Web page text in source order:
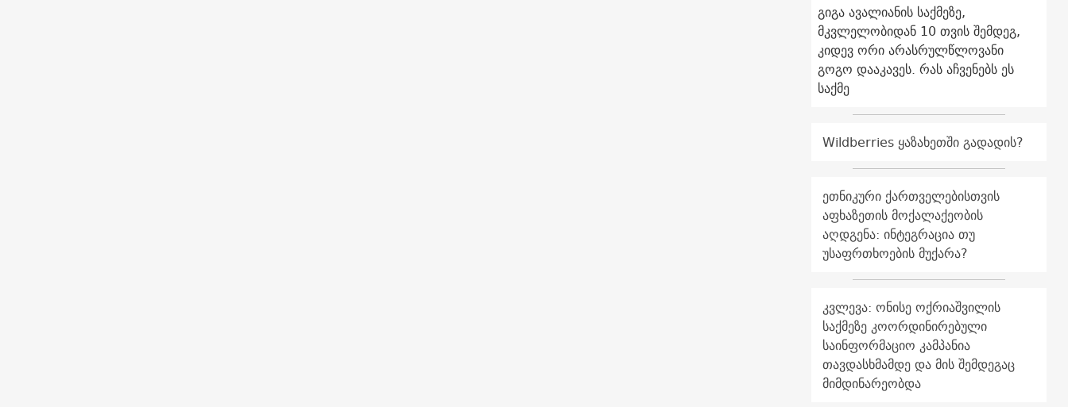
გიგა ავალიანის საქმეზე,
მკვლელობიდან 10 თვის შემდეგ,
კიდევ ორი არასრულწლოვანი
გოგო დააკავეს. რას აჩვენებს ეს
საქმე
Wildberries ყაზახეთში გადადის?
ეთნიკური ქართველებისთვის
აფხაზეთის მოქალაქეობის
აღდგენა: ინტეგრაცია თუ
უსაფრთხოების მუქარა?
კვლევა: ონისე ოქრიაშვილის
საქმეზე კოორდინირებული
საინფორმაციო კამპანია
თავდასხმამდე და მის შემდეგაც
მიმდინარეობდა